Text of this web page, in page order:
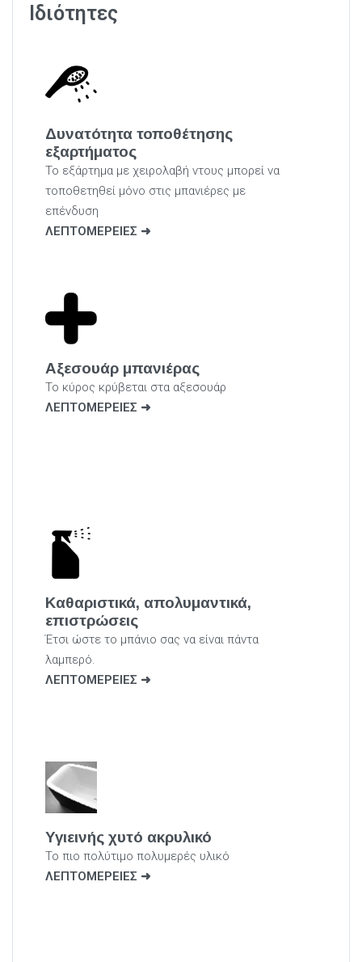
Ιδιότητες
Δυνατότητα τοποθέτησης
εξαρτήματος
Το εξάρτημα με χειρολαβή ντους μπορεί να
τοποθετηθεί μόνο στις μπανιέρες με
επένδυση
ΛΕΠΤΟΜΕΡΕΙΕΣ
Αξεσουάρ μπανιέρας
Το κύρος κρύβεται στα αξεσουάρ
ΛΕΠΤΟΜΕΡΕΙΕΣ
Καθαριστικά, απολυμαντικά,
επιστρώσεις
Έτσι ώστε το μπάνιο σας να είναι πάντα
λαμπερό.
ΛΕΠΤΟΜΕΡΕΙΕΣ
Υγιεινής χυτό ακρυλικό
Το πιο πολύτιμο πολυμερές υλικό
ΛΕΠΤΟΜΕΡΕΙΕΣ